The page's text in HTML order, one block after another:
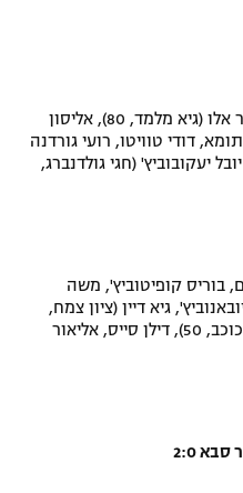
איתמר ניצן, דור אלו (גיא מלמד, 80), אליסון
דודי טוויטו, רועי גורדנה
קאניוק, יובל יעקובוביץ' (חגי גולדנברג,
בוריס קופיטוביץ', משה
גיא דיין (ציון צמח,
62), יניב בריק, סמואל גילמור (דור כוכב, 50), דילן סייס, אליאור
2:0